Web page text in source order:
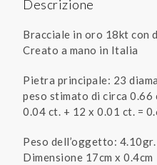
Descrizione
Bracciale in oro 18kt con
Creato a mano in Italia
Pietra principale: 23
peso stimato di circa 0.66
0.04 ct. + 12 x 0.01 ct. =
Peso dell’oggetto: 4.10gr.
Dimensione 17cm x 0.4cm